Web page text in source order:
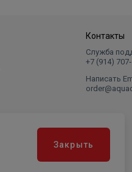
Контакты
Служба
+7 (914)
Написать
Закрыть